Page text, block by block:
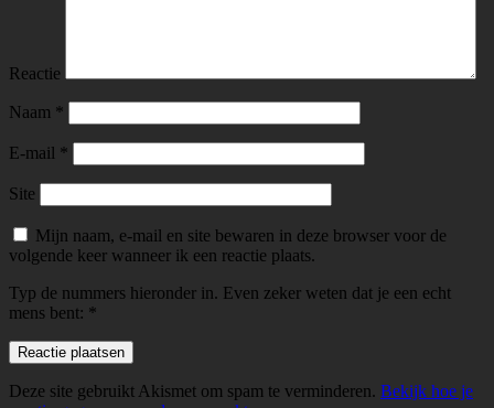
Reactie
Naam *
E-mail *
Site
Mijn naam, e-mail en site bewaren in deze browser voor de
volgende keer wanneer ik een reactie plaats.
Typ de nummers hieronder in. Even zeker weten dat je een echt
mens bent: *
Deze site gebruikt Akismet om spam te verminderen. Bekijk hoe je